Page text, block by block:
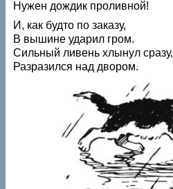
Нужен дождик проливной!
И, как будто по заказу,
В вышине ударил гром.
Сильный ливень хлынул сразу,
Разразился над двором.